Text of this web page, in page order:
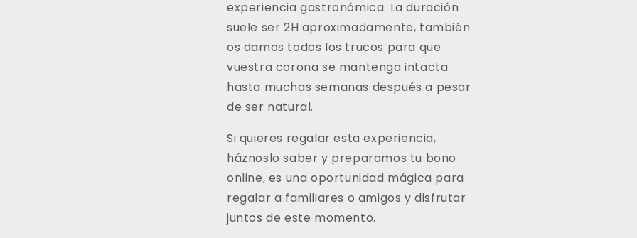
experiencia gastronómica. La duración
suele ser 2H aproximadamente, también
os damos todos los trucos para que
vuestra corona se mantenga intacta
hasta muchas semanas después a pesar
de ser natural.
Si quieres regalar esta experiencia,
háznoslo saber y preparamos tu bono
online, es una oportunidad mágica para
regalar a familiares o amigos y disfrutar
juntos de este momento.